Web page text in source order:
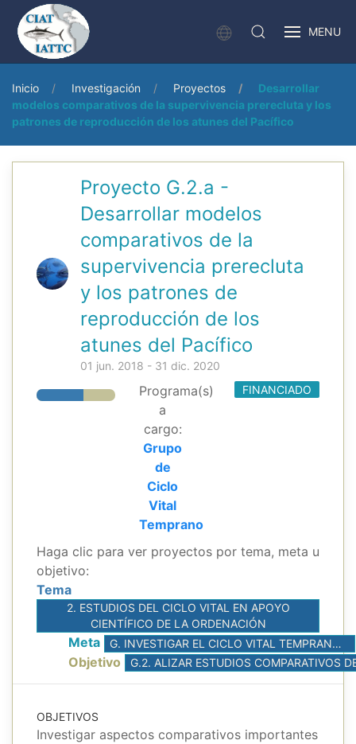
MENU
Inicio Investigación Proyectos
Desarrollar
modelos comparativos de la supervivencia prerecluta y los
patrones de reproducción de los atunes del Pacífico
Proyecto G.2.a -
Desarrollar modelos
comparativos de la
supervivencia prerecluta
y los patrones de
reproducción de los
atunes del Pacífico
01 jun. 2018 - 31 dic. 2020
Programa(s)
a
cargo:
Grupo
de
Ciclo
Vital
Temprano
FINANCIADO
Haga clic para ver proyectos por tema, meta u
objetivo:
Tema
2. ESTUDIOS DEL CICLO VITAL EN APOYO
CIENTÍFICO DE LA ORDENACIÓN
Meta G. INVESTIGAR EL CICLO VITAL TEMPRANO DE LOS ATUNES PARA MEJORAR LOS CONOCIMIENTOS DE PROCESOS DE RECLUTAMIENTO PARA MEJORAR LAS EVALUACIONES Y LA ORDENACIÓN
Objetivo
OBJETIVOS
Investigar aspectos comparativos importantes